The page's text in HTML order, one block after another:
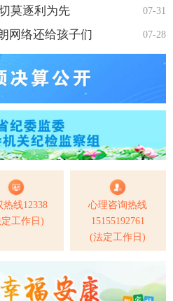
07-31
莫逐利为先
07-28
网络还给孩子们
热线12338
工作日)
心理咨询热线
15155192761
(法定工作日)